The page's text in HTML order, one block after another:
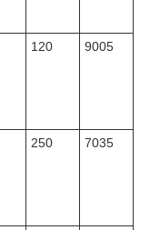
120 9005
250 7035